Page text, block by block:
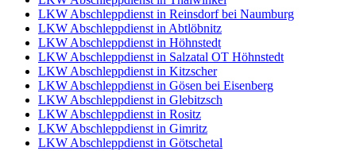
LKW Abschleppdienst in Reinsdorf bei Naumburg
LKW Abschleppdienst in Abtlöbnitz
LKW Abschleppdienst in Höhnstedt
LKW Abschleppdienst in Salzatal OT Höhnstedt
LKW Abschleppdienst in Kitzscher
LKW Abschleppdienst in Gösen bei Eisenberg
LKW Abschleppdienst in Glebitzsch
LKW Abschleppdienst in Rositz
LKW Abschleppdienst in Gimritz
LKW Abschleppdienst in Götschetal